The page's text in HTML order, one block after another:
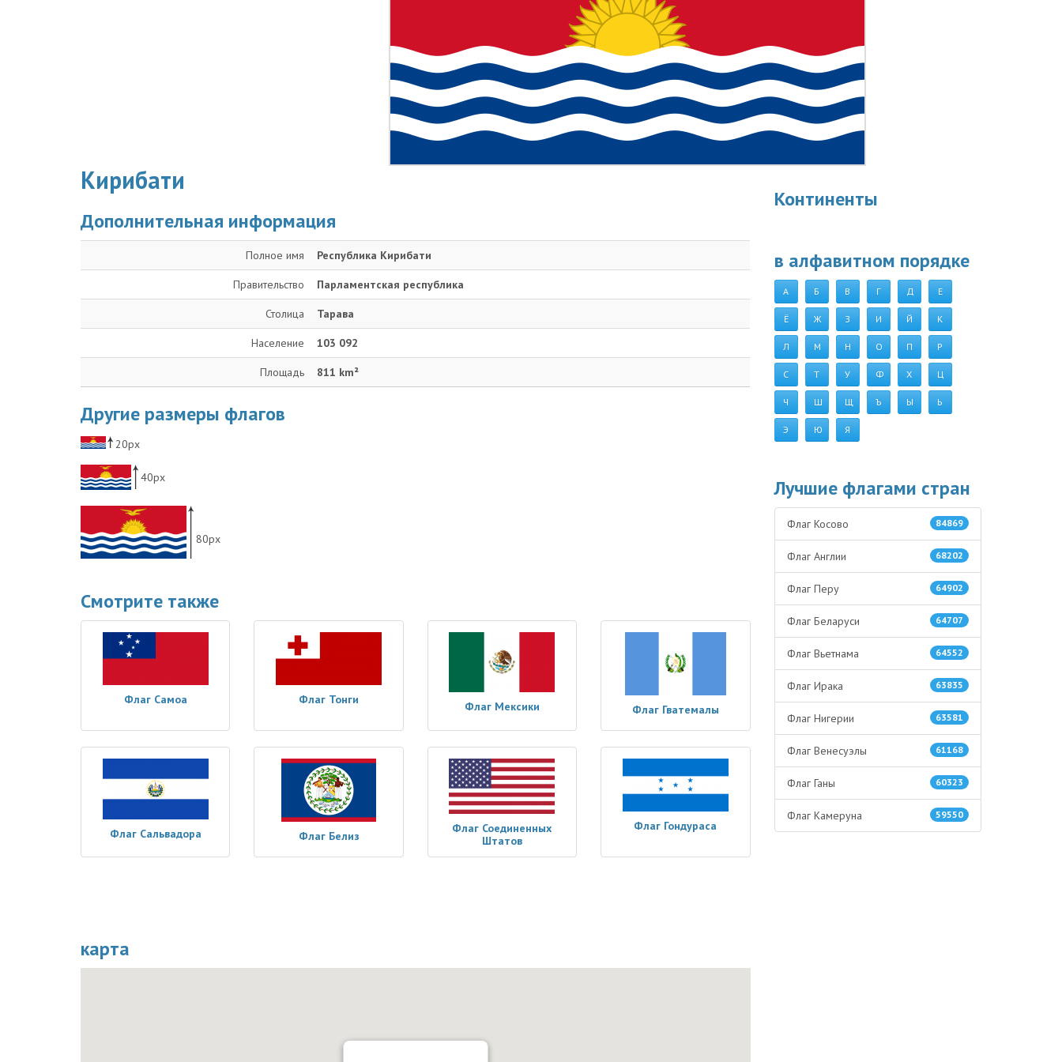
Кирибати
Дополнительная информация
Полное имя Республика Кирибати
Правительство Парламентская республика
Столица Тарава
Население 103 092
Площадь 811 km²
Другие размеры флагов
20px
40px
80px
Смотрите также
Флаг Самоа Флаг Тонги Флаг Мексики Флаг Гватемалы
Флаг Сальвадора Флаг Белиз
Флаг Соединенных
Штатов
Флаг Гондураса
карта
Континенты
в алфавитном порядке
А Б В Г Д Е
Ё Ж З И Й К
Л М Н О П Р
С Т У Ф Х Ц
Ч Ш Щ Ъ Ы Ь
Э Ю Я
Лучшие флагами стран
84869
Флаг Косово
68202
Флаг Англии
64902
Флаг Перу
64707
Флаг Беларуси
64552
Флаг Вьетнама
63835
Флаг Ирака
63581
Флаг Нигерии
61168
Флаг Венесуэлы
60323
Флаг Ганы
59550
Флаг Камеруна